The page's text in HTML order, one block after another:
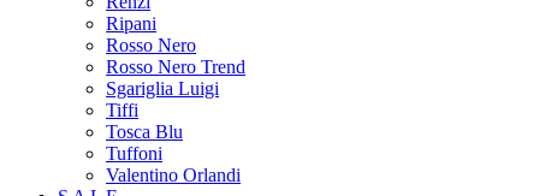
Ripani
Rosso Nero
Rosso Nero Trend
Sgariglia Luigi
Tiffi
Tosca Blu
Tuffoni
Valentino Orlandi